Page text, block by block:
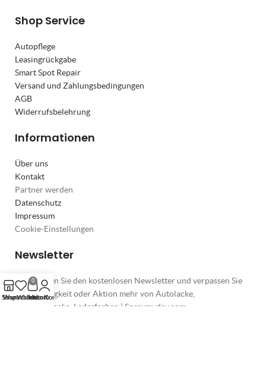
Shop Service
Autopflege
Leasingrückgabe
Smart Spot Repair
Versand und Zahlungsbedingungen
AGB
Widerrufsbelehrung
Informationen
Über uns
Kontakt
Partner werden
Datenschutz
Impressum
Cookie-Einstellungen
Newsletter
Abonnieren Sie den kostenlosen Newsletter und verpassen Sie
keine Neuigkeit oder Aktion mehr von Autolacke,
Motorradlacke, Lederfarben | Spraymyday.com.
Shop
Wunschliste
0
Warenkorb
Mein Konto